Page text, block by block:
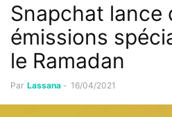
Snapchat lance
émissions
le Ramadan
Par Lassana - 16/04/2021